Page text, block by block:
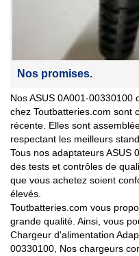
Nos promises.
Nos ASUS 0A001-00330100
chez Toutbatteries.com sont
récente. Elles sont
respectant les meilleurs
Tous nos adaptateurs ASUS
des tests et contrôles de
que vous achetez soient
élevés.
Toutbatteries.com vous
grande qualité. Ainsi, vous
Chargeur d'alimentation
00330100, Nos chargeurs